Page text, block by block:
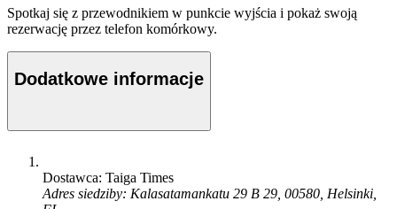
Spotkaj się z przewodnikiem w punkcie wyjścia i pokaż swoją
rezerwację przez telefon komórkowy.
Dodatkowe informacje
Dostawca: Taiga Times
Adres siedziby: Kalasatamankatu 29 B 29, 00580, Helsinki,